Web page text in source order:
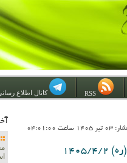
کانال اطلاع
04:01:00
4/2